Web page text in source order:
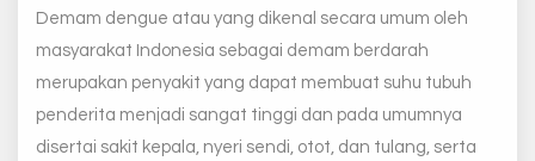
Demam dengue atau yang dikenal secara umum oleh
masyarakat Indonesia sebagai demam berdarah
merupakan penyakit yang dapat membuat suhu tubuh
penderita menjadi sangat tinggi dan pada umumnya
disertai sakit kepala, nyeri sendi, otot, dan tulang, serta